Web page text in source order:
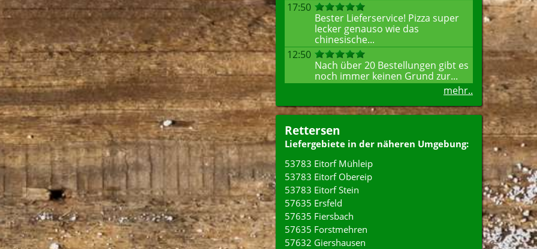
17:50
Bester Lieferservice! Pizza super
lecker genauso wie das
chinesische...
12:50
Nach über 20 Bestellungen gibt es
noch immer keinen Grund zur...
mehr..
Rettersen
Liefergebiete in der näheren Umgebung:
53783 Eitorf Mühleip
53783 Eitorf Obereip
53783 Eitorf Stein
57635 Ersfeld
57635 Fiersbach
57635 Forstmehren
57632 Giershausen